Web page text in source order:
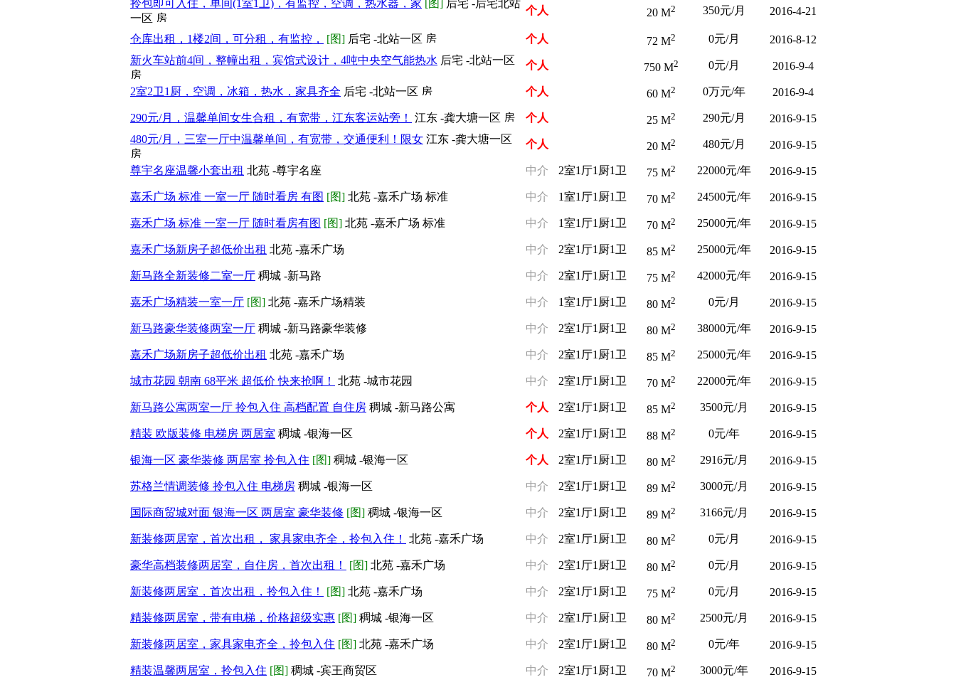
拎包即可入住，单间(1室1卫)，有监控，空调，热水器，家 [图] 后宅 -后宅北站
一区
个人 20 M2 350元/月 2016-4-21
仓库出租，1楼2间，可分租，有监控， [图] 后宅 -北站一区 个人 72 M2 0元/月
2016-8-12
新火车站前4间，整幢出租，宾馆式设计，4吨中央空气能热水 后宅 -北站一区 个人 750 M2 0元/月 2016-9-4
2室2卫1厨，空调，冰箱，热水，家具齐全 后宅 -北站一区 个人 60 M2 0万元/年 2016-9-4
290元/月，温馨单间女生合租，有宽带，江东客运站旁！ 江东 -龚大塘一区 个人 25 M2 290元/月
2016-9-15
480元/月，三室一厅中温馨单间，有宽带，交通便利！限女 江东 -龚大塘一区 个人 20 M2 480元/月 2016-9-15
尊宇名座温馨小套出租 北苑 -尊宇名座 中介 2室1厅1厨1卫 75 M2 22000元/年 2016-9-15
嘉禾广场 标准 一室一厅 随时看房 有图 [图] 北苑 -嘉禾广场 标准 中介 1室1厅1厨1卫 70 M2 24500元/年 2016-9-15
嘉禾广场 标准 一室一厅 随时看房有图 [图] 北苑 -嘉禾广场 标准 中介 1室1厅1厨1卫 70 M2 25000元/年 2016-9-15
嘉禾广场新房子超低价出租 北苑 -嘉禾广场 中介 2室1厅1厨1卫 85 M2 25000元/年 2016-9-15
新马路全新装修二室一厅 稠城 -新马路 中介 2室1厅1厨1卫 75 M2 42000元/年 2016-9-15
嘉禾广场精装一室一厅 [图] 北苑 -嘉禾广场精装 中介 1室1厅1厨1卫 80 M2 0元/月 2016-9-15
新马路豪华装修两室一厅 稠城 -新马路豪华装修 中介 2室1厅1厨1卫 80 M2 38000元/年 2016-9-15
嘉禾广场新房子超低价出租 北苑 -嘉禾广场 中介 2室1厅1厨1卫 85 M2 25000元/年 2016-9-15
城市花园 朝南 68平米 超低价 快来抢啊！ 北苑 -城市花园 中介 2室1厅1厨1卫 70 M2 22000元/年 2016-9-15
新马路公寓两室一厅 拎包入住 高档配置 自住房 稠城 -新马路公寓 个人 2室1厅1厨1卫 85 M2 3500元/月 2016-9-15
精装 欧版装修 电梯房 两居室 稠城 -银海一区 个人 2室1厅1厨1卫 88 M2 0元/年 2016-9-15
银海一区 豪华装修 两居室 拎包入住 [图] 稠城 -银海一区 个人 2室1厅1厨1卫 80 M2 2916元/月 2016-9-15
苏格兰情调装修 拎包入住 电梯房 稠城 -银海一区 中介 2室1厅1厨1卫 89 M2 3000元/月 2016-9-15
国际商贸城对面 银海一区 两居室 豪华装修 [图] 稠城 -银海一区 中介 2室1厅1厨1卫 89 M2 3166元/月 2016-9-15
新装修两居室，首次出租， 家具家电齐全，拎包入住！ 北苑 -嘉禾广场 中介 2室1厅1厨1卫 80 M2 0元/月 2016-9-15
豪华高档装修两居室，自住房，首次出租！ [图] 北苑 -嘉禾广场 中介 2室1厅1厨1卫 80 M2 0元/月 2016-9-15
新装修两居室，首次出租，拎包入住！ [图] 北苑 -嘉禾广场 中介 2室1厅1厨1卫 75 M2 0元/月 2016-9-15
精装修两居室，带有电梯，价格超级实惠 [图] 稠城 -银海一区 中介 2室1厅1厨1卫 80 M2 2500元/月 2016-9-15
新装修两居室，家具家电齐全，拎包入住 [图] 北苑 -嘉禾广场 中介 2室1厅1厨1卫 80 M2 0元/年 2016-9-15
精装温馨两居室，拎包入住 [图] 稠城 -宾王商贸区 中介 2室1厅1厨1卫 70 M2 3000元/年 2016-9-15